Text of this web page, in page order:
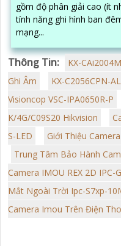
gồm độ phân giải cao (ít
tính năng ghi hình ban
mạng...
Thông Tin:
KX-
Ghi Âm
KX-C2056CPN-
Visioncop VSC-IPA0650R-P
K/4G/C09S20 Hikvision
S-LED
Giới Thiệu
Trung Tâm Bảo Hành
Camera IMOU REX 2D IPC-
Mắt Ngoài Trời Ipc-S7xp-
Camera Imou Trên Điện